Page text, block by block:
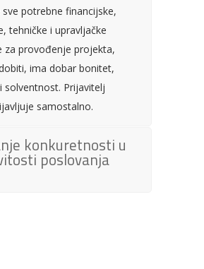
potrebne financijske,
tehničke i upravljačke
za provođenje projekta,
ima dobar bonitet,
solventnost. Prijavitelj
samostalno.
konkuretnosti u
poslovanja